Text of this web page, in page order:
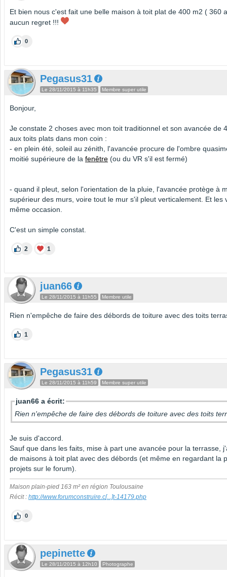
Et bien nous c'est fait une belle maison à toit plat de 400 m2 ( 360
aucun regret !!!
0
Pegasus31
Le 28/11/2015 à 11h35 Membre super utile
Bonjour,
Je constate 2 choses avec mon toit traditionnel et son avancée de
aux toits plats dans mon coin :
- en plein été, soleil au zénith, l'avancée procure de l'ombre
moitié supérieure de la fenêtre (ou du VR s'il est fermé)
- quand il pleut, selon l'orientation de la pluie, l'avancée protège à
supérieur des murs, voire tout le mur s'il pleut verticalement. Et les
même occasion.
C'est un simple constat.
2 1
juan66
Le 28/11/2015 à 11h55 Membre utile
Rien n'empêche de faire des débords de toiture avec des toits
1
Pegasus31
Le 28/11/2015 à 11h59 Membre super utile
juan66 a écrit:
Rien n'empêche de faire des débords de toiture avec des toits
Je suis d'accord.
Sauf que dans les faits, mise à part une avancée pour la terrasse,
de maisons à toit plat avec des débords (et même en regardant la
projets sur le forum).
Maison plain-pied 163 m² en région Toulousaine
Récit : http://www.forumconstruire.c[...]t-14179.php
0
pepinette
Le 28/11/2015 à 12h10 Photographe